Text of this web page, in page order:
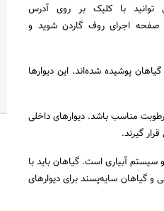
با کلیک بر روی آدرس
صفحه اجرای روف گاردن شوید و
پوشیده شده‌اند. این دیوارها
مناسب باشد. دیوارهای داخلی
گیرند.
آبیاری است. گیاهان باید با
گیاهان سایه‌پسند برای دیوارهای